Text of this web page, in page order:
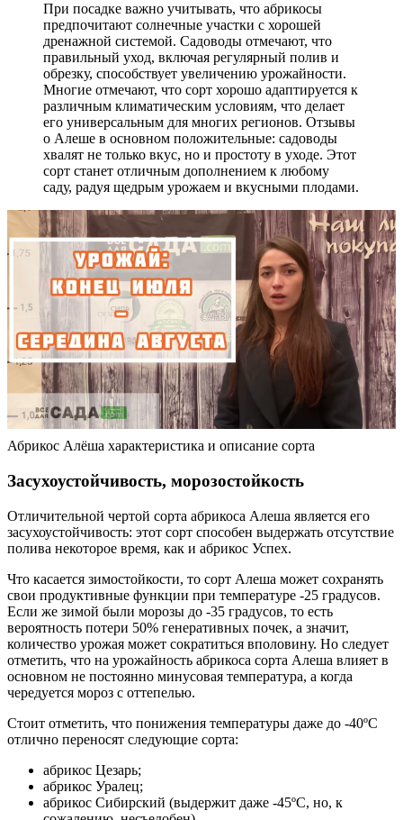
При посадке важно учитывать, что абрикосы
предпочитают солнечные участки с хорошей
дренажной системой. Садоводы отмечают, что
правильный уход, включая регулярный полив и
обрезку, способствует увеличению урожайности.
Многие отмечают, что сорт хорошо адаптируется к
различным климатическим условиям, что делает
его универсальным для многих регионов. Отзывы
о Алеше в основном положительные: садоводы
хвалят не только вкус, но и простоту в уходе. Этот
сорт станет отличным дополнением к любому
саду, радуя щедрым урожаем и вкусными плодами.
Абрикос Алёша характеристика и описание сорта
Засухоустойчивость, морозостойкость
Отличительной чертой сорта абрикоса Алеша является его
засухоустойчивость: этот сорт способен выдержать отсутствие
полива некоторое время, как и абрикос Успех.
Что касается зимостойкости, то сорт Алеша может сохранять
свои продуктивные функции при температуре -25 градусов.
Если же зимой были морозы до -35 градусов, то есть
вероятность потери 50% генеративных почек, а значит,
количество урожая может сократиться вполовину. Но следует
отметить, что на урожайность абрикоса сорта Алеша влияет в
основном не постоянно минусовая температура, а когда
чередуется мороз с оттепелью.
Стоит отметить, что понижения температуры даже до -40ºС
отлично переносят следующие сорта:
абрикос Цезарь;
абрикос Уралец;
абрикос Сибирский (выдержит даже -45ºС, но, к